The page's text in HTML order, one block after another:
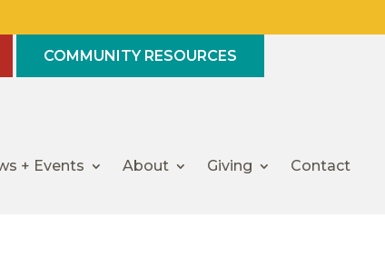
COMMUNITY RESOURCES
+ Events About Giving Contact